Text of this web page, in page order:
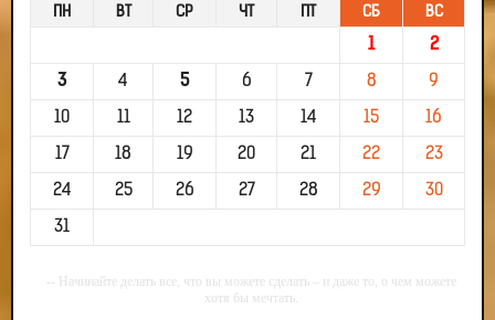
ПН ВТ СР ЧТ ПТ СБ ВС
1 2
3 4 5 6 7 8 9
10 11 12 13 14 15 16
17 18 19 20 21 22 23
24 25 26 27 28 29 30
31
-- Начинайте делать все, что вы можете сделать – и даже то, о чем можете
хотя бы мечтать.